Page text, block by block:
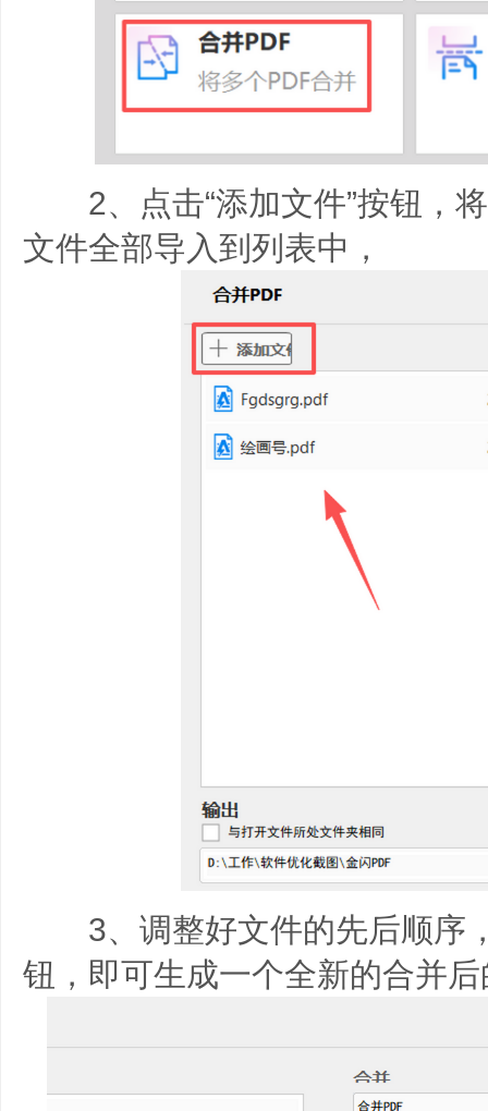
2、点击“添加文件”按钮，
文件全部导入到列表中，
3、调整好文件的先后顺序
钮，即可生成一个全新的合并